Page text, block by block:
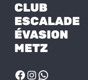
CLUB
ESCALADE
ÉVASION
METZ